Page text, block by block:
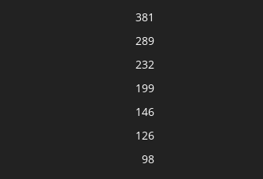
381
289
232
199
146
126
98